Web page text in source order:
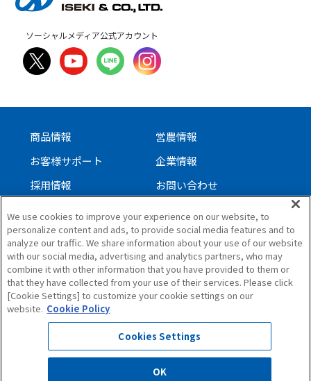
ソーシャルメディア公式アカウント
商品情報
営農情報
お客様サポート
企業情報
採用情報
お問い合わせ
サイトについて
個人情報保護方針
ソーシャルメディアガイドライン
サイトマップ
All Rights Reserved. Copyright(C)1997,ISEKI & CO.,LTD.
We use cookies to improve your experience on our website, to
personalize content and ads, to provide social media features and to
analyze our traffic. We share information about your use of our website
with our social media, advertising and analytics partners, who may
combine it with other information that you have provided to them or
that they have collected from your use of their services. Please click
[Cookie Settings] to customize your cookie settings on our
website. Cookie Policy
Cookies Settings
OK